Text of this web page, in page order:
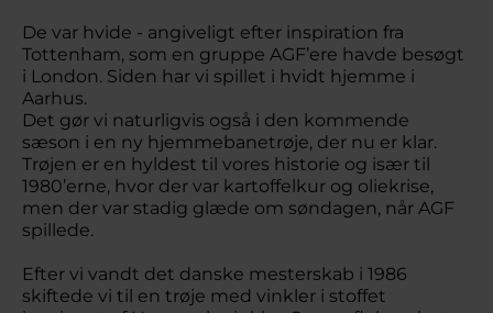
De var hvide - angiveligt efter inspiration fra
Tottenham, som en gruppe AGF’ere havde besøgt
i London. Siden har vi spillet i hvidt hjemme i
Aarhus.
Det gør vi naturligvis også i den kommende
sæson i en ny hjemmebanetrøje, der nu er klar.
Trøjen er en hyldest til vores historie og især til
1980’erne, hvor der var kartoffelkur og oliekrise,
men der var stadig glæde om søndagen, når AGF
spillede.
Efter vi vandt det danske mesterskab i 1986
skiftede vi til en trøje med vinkler i stoffet